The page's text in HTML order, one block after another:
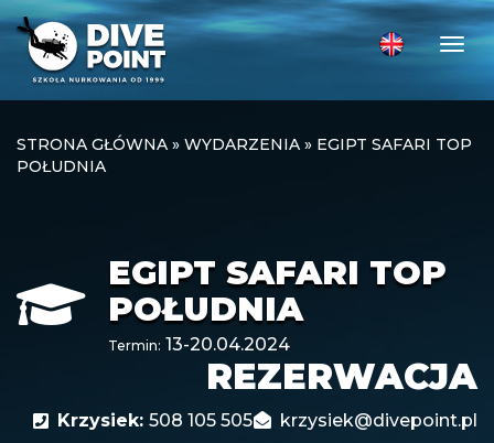
STRONA GŁÓWNA » WYDARZENIA » EGIPT SAFARI TOP
POŁUDNIA
EGIPT SAFARI TOP
POŁUDNIA
Termin: 13-20.04.2024
REZERWACJA
Krzysiek: 508 105 505 krzysiek@divepoint.pl